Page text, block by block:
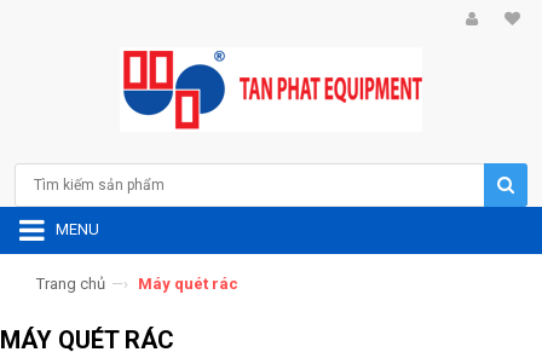
MENU
Trang chủ —› Máy quét rác
MÁY QUÉT RÁC